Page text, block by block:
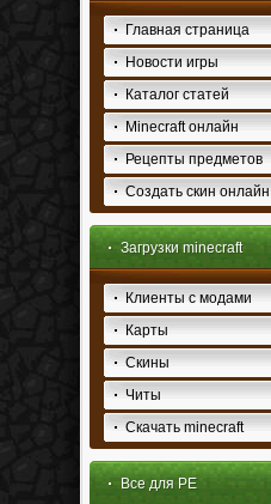
Главная страница
Новости игры
Каталог статей
Minecraft онлайн
Рецепты предметов
Создать скин онлайн
Загрузки minecraft
Клиенты с модами
Карты
Скины
Читы
Скачать minecraft
Все для PE